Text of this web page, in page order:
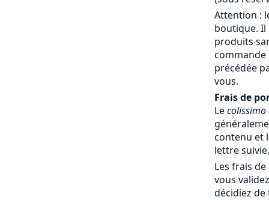
Attention :
boutique. Il
produits
précédée
vous.
Frais de
Lecolissimo
contenu et
lettre
Les frais
vous
décidiez